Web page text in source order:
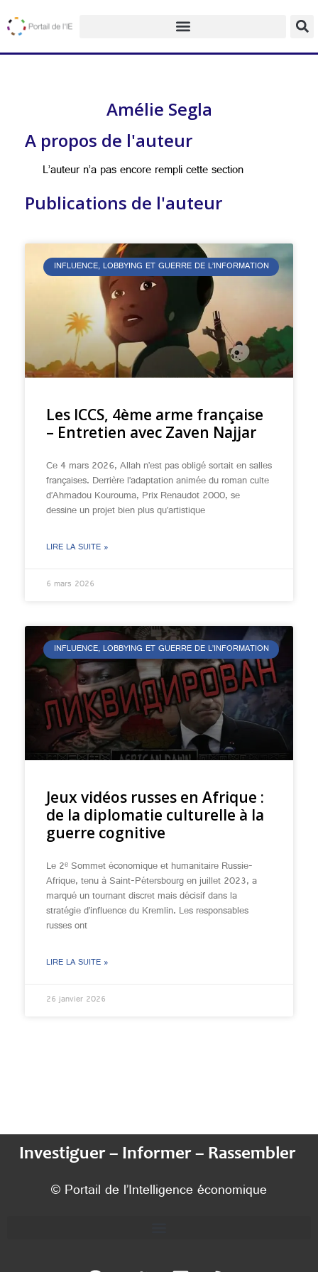
Amélie Segla
A propos de l'auteur
L’auteur n’a pas encore rempli cette section
Publications de l'auteur
INFLUENCE, LOBBYING ET GUERRE DE L’INFORMATION
Les ICCS, 4ème arme française
– Entretien avec Zaven Najjar
Ce 4 mars 2026, Allah n’est pas obligé sortait en salles
françaises. Derrière l’adaptation animée du roman culte
d’Ahmadou Kourouma, Prix Renaudot 2000, se
dessine un projet bien plus qu’artistique
LIRE LA SUITE »
6 mars 2026
INFLUENCE, LOBBYING ET GUERRE DE L’INFORMATION
Jeux vidéos russes en Afrique :
de la diplomatie culturelle à la
guerre cognitive
Le 2ᵉ Sommet économique et humanitaire Russie-
Afrique, tenu à Saint-Pétersbourg en juillet 2023, a
marqué un tournant discret mais décisif dans la
stratégie d’influence du Kremlin. Les responsables
russes ont
LIRE LA SUITE »
26 janvier 2026
Investiguer – Informer – Rassembler
© Portail de l’Intelligence économique